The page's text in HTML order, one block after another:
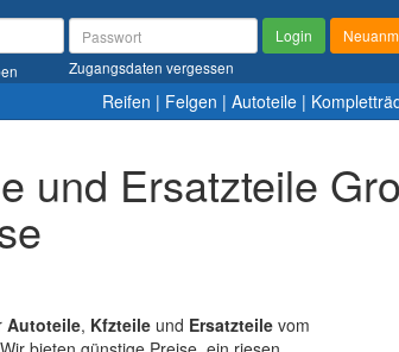
Zugangsdaten vergessen
Login
Reifen | Felgen | Autoteile |
und Ersatzteile
Autoteile, Kfzteileund Ersatzteilevom